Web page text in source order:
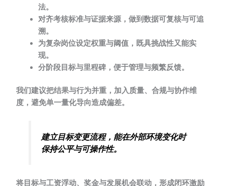
法。
对齐考核标准与证据来源，做到数据可复核与可追
溯。
为复杂岗位设定权重与阈值，既具挑战性又能实
现。
分阶段目标与里程碑，便于管理与频繁反馈。
我们建议把结果与行为并重，加入质量、合规与协作维
度，避免单一量化导向造成偏差。
建立目标变更流程，能在外部环境变化时
保持公平与可操作性。
将目标与工资浮动、奖金与发展机会联动 ，形成闭环激励